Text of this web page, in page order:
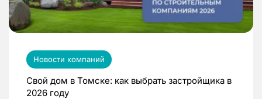
Новости компаний
Свой дом в Томске: как выбрать застройщика в
2026 году